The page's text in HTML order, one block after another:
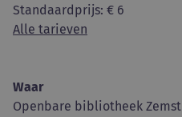
Standaardprijs: € 6
Alle tarieven
Waar
Openbare bibliotheek Zemst